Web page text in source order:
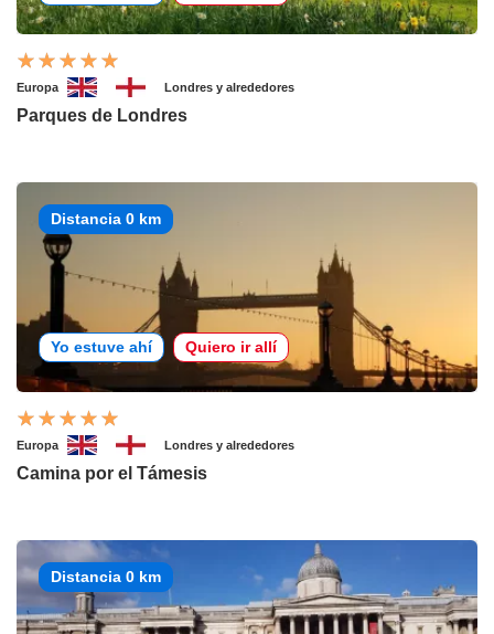
Europa Londres y alrededores
Parques de Londres
Distancia 0 km
Yo estuve ahí Quiero ir allí
Europa Londres y alrededores
Camina por el Támesis
Distancia 0 km